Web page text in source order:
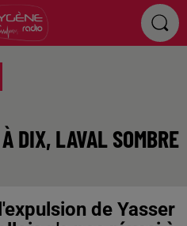
DIX, LAVAL SOMBRE
de Yasser